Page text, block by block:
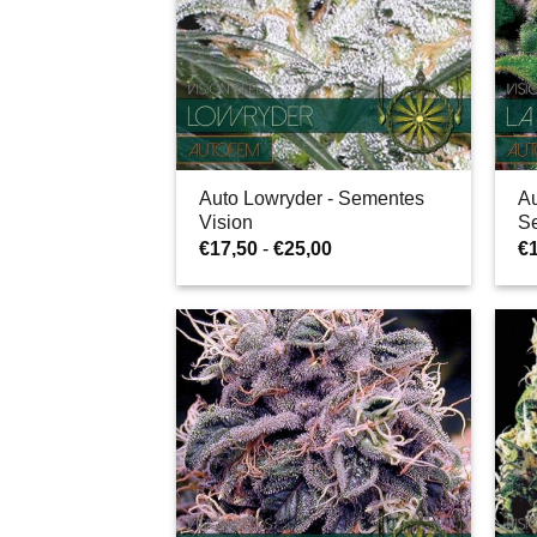
Auto Lowryder - Sementes
Vision
€17,50 - €25,00Gama
preços:
€17,50
a
€25,00
€